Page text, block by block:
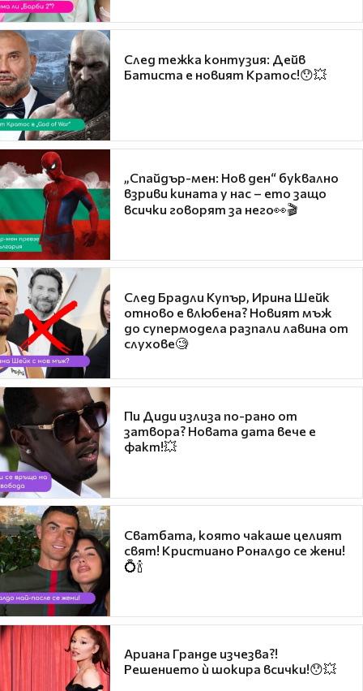
След тежка контузия: Дейв
Батиста е новият Кратос!😯💥
„Спайдър-мен: Нов ден“ буквално
взриви кината у нас – ето защо
всички говорят за него👀🎬
След Брадли Купър, Ирина Шейк
отново е влюбена? Новият мъж
до супермодела разпали лавина от
слухове🧐
Пи Диди излиза по-рано от
затвора? Новата дата вече е
факт!💥
Сватбата, която чакаше целият
свят! Кристиано Роналдо се жени!
💍🍾
Ариана Гранде изчезва?!
Решението ѝ шокира всички!😯💥